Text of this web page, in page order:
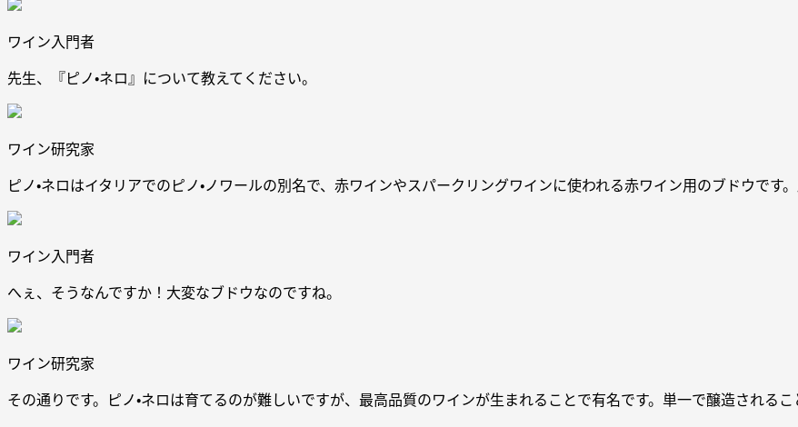
ワイン入門者
先生、『ピノ・ネロ』について教えてください。
ワイン研究家
ピノ・ネロはイタリアでのピノ・ノワールの別名で、赤ワインやスパークリングワインに使われる赤ワイン用のブドウです
ワイン入門者
へぇ、そうなんですか！大変なブドウなのですね。
ワイン研究家
その通りです。ピノ・ネロは育てるのが難しいですが、最高品質のワインが生まれることで有名です。単一で醸造される